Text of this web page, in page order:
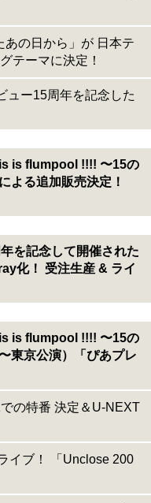
の日から」が 日本テ
テーマに決定！
ュー15周年を記念した
is flumpool !!!! 〜15の
よる追加販売決定！
を記念して開催された
化！ 受注生産 & ライ
is flumpool !!!! 〜15の
東京公演）「ぴあプレ
の特番 決定＆U-NEXT
イブ！ 「Unclose 200